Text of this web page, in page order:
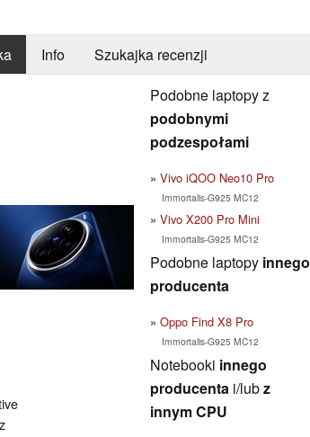
Info Szukajka recenzji
Podobne laptopy z
podobnymi
podzespołami
Vivo iQOO Neo10 Pro
Immortalis-G925 MC12
Vivo X200 Pro Mini
Immortalis-G925 MC12
Podobne laptopy innego
producenta
Oppo Find X8 Pro
Immortalis-G925 MC12
Notebooki innego
producenta i/lubz
innym CPU